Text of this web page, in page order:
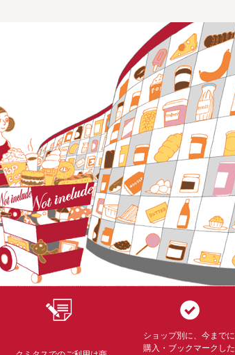
ショップ別に、今までに
購入・ブックマークした